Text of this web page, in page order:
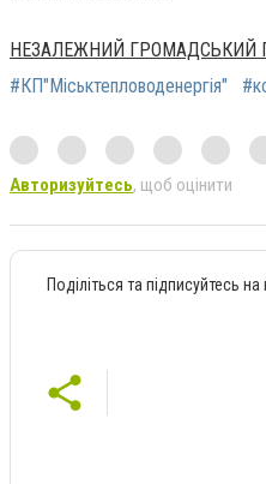
НЕЗАЛЕЖНИЙ ГРОМАДСЬКИЙ
#КП"Міськтепловоденергія"
Авторизуйтесь, щоб оцінити
Поділіться та підписуйтесь